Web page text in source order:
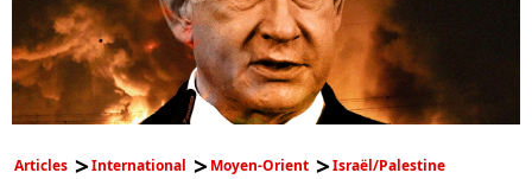
Articles International Moyen-Orient Israël/Palestine